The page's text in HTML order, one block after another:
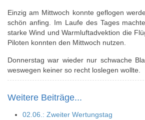
Einzig am Mittwoch konnte geflogen
schön anfing. Im Laufe des Tages
starke Wind und Warmluftadvektion die
Piloten konnten den Mittwoch nutzen.
Donnerstag war wieder nur schwache
weswegen keiner so recht loslegen wollte.
Weitere Beiträge...
02.06.: Zweiter Wertungstag